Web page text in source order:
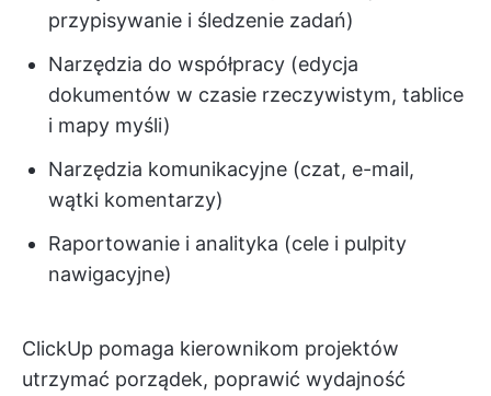
przypisywanie i śledzenie zadań)
Narzędzia do współpracy (edycja
dokumentów w czasie rzeczywistym, tablice
i mapy myśli)
Narzędzia komunikacyjne (czat, e-mail,
wątki komentarzy)
Raportowanie i analityka (cele i pulpity
nawigacyjne)
ClickUp pomaga kierownikom projektów
utrzymać porządek, poprawić wydajność